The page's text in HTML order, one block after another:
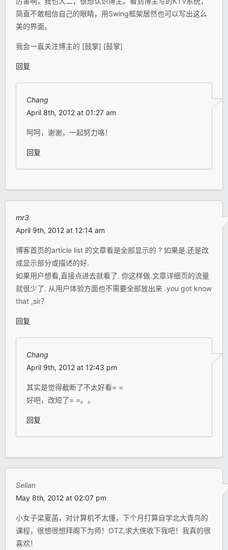
简直不敢相信自己的眼睛，用Swing框架居然也可以写出这么
美的界面。
我会一直关注博主的 [鼓掌] [鼓掌]
回复
Chang
April 8th, 2012 at 01:27 am
呵呵，谢谢，一起努力咯！
回复
mr3
April 9th, 2012 at 12:14 am
博客首页的article list 的文章看是全部显示的 ? 如果是.还是改
成显示部分或描述的好.
如果用户想看,直接点进去就看了. 你这样做.文章详细页的流量
就很少了. 从用户体验方面也不需要全部放出来 .you got know
that ,sir？
回复
Chang
April 9th, 2012 at 12:43 pm
其实是觉得截断了不太好看= =
好吧，改短了= =。。
回复
Selian
May 8th, 2012 at 02:07 pm
小女子梁夏菡，对计算机不太懂，下个月打算自学北大青鸟的
课程，很想很想拜阁下为师！OTZ,求大侠收下我吧！我真的很
喜欢！